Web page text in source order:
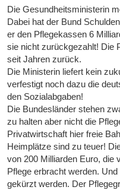
Die Gesundheitsministerin
Dabei hat der Bund
er den Pflegekassen 6
sie nicht zurückgezahlt! Die
seit Jahren zurück.
Die Ministerin liefert kein
verfestigt noch dazu die
den Sozialabgaben!
Die Bundesländer stehen
zu halten aber nicht die
Privatwirtschaft hier freie
Heimplätze sind zu teuer!
von 200 Milliarden Euro, die
Pflege erbracht werden.
gekürzt werden. Der